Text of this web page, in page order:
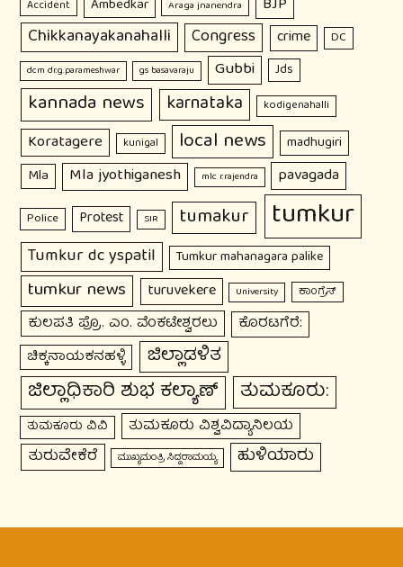
Accident Ambedkar Araga jnanendra
Chikkanayakanahalli Congress crime DC
dcm dr.g.parameshwar gs basavaraju Gubbi Jds
kannada news karnataka kodigenahalli
Koratagere kunigal local news madhugiri
Mla Mla jyothiganesh mlc r.rajendra pavagada
Police Protest SIR tumakur tumkur
Tumkur dc yspatil Tumkur mahanagara palike
tumkur news turuvekere University ಕಾಂಗ್ರೆಸ್
ಕುಲಪತಿ ಪ್ರೊ. ಎಂ. ವೆಂಕಟೇಶ್ವರಲು ಕೊರಟಗೆರೆ:
ಚಿಕ್ಕನಾಯಕನಹಳ್ಳಿ ಜಿಲ್ಲಾಡಳಿತ
ಜಿಲ್ಲಾಧಿಕಾರಿ ಶುಭ ಕಲ್ಯಾಣ್ ತುಮಕೂರು:
ತುಮಕೂರು ವಿವಿ ತುಮಕೂರು ವಿಶ್ವವಿದ್ಯಾನಿಲಯ
ತುರುವೇಕೆರೆ ಮುಖ್ಯಮಂತ್ರಿ ಸಿದ್ದರಾಮಯ್ಯ ಹುಳಿಯಾರು